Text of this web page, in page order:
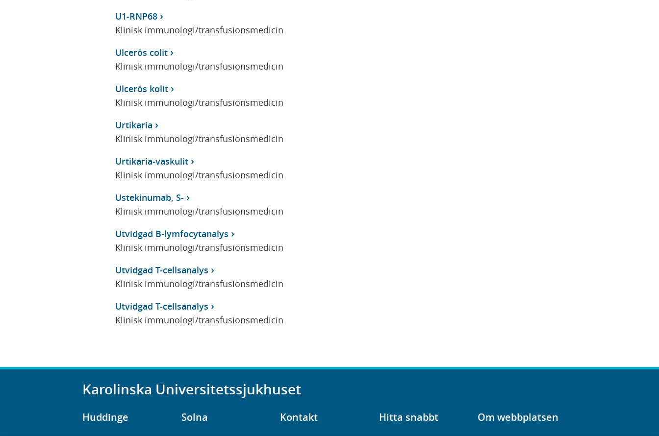
U1-RNP68
Klinisk immunologi/transfusionsmedicin
Ulcerös colit
Klinisk immunologi/transfusionsmedicin
Ulcerös kolit
Klinisk immunologi/transfusionsmedicin
Urtikaria
Klinisk immunologi/transfusionsmedicin
Urtikaria-vaskulit
Klinisk immunologi/transfusionsmedicin
Ustekinumab, S-
Klinisk immunologi/transfusionsmedicin
Utvidgad B-lymfocytanalys
Klinisk immunologi/transfusionsmedicin
Utvidgad T-cellsanalys
Klinisk immunologi/transfusionsmedicin
Utvidgad T-cellsanalys
Klinisk immunologi/transfusionsmedicin
Karolinska Universitetssjukhuset
Huddinge Solna Kontakt Hitta snabbt Om webbplatsen